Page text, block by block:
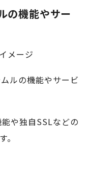
の機能やサー
ルの機能やサービ
や独自SSLなどの